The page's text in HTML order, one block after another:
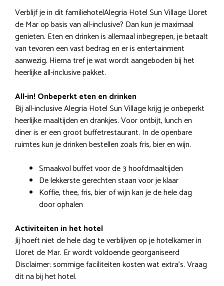
Verblijf je in dit familiehotelAlegria Hotel Sun Village Lloret
de Mar op basis van all-inclusive? Dan kun je maximaal
genieten. Eten en drinken is allemaal inbegrepen, je betaalt
van tevoren een vast bedrag en er is entertainment
aanwezig. Hierna tref je wat wordt aangeboden bij het
heerlijke all-inclusive pakket.
All-in! Onbeperkt eten en drinken
Bij all-inclusive Alegria Hotel Sun Village krijg je onbeperkt
heerlijke maaltijden en drankjes. Voor ontbijt, lunch en
diner is er een groot buffetrestaurant. In de openbare
ruimtes kun je drinken bestellen zoals fris, bier en wijn.
Smaakvol buffet voor de 3 hoofdmaaltijden
De lekkerste gerechten staan voor je klaar
Koffie, thee, fris, bier of wijn kan je de hele dag
door ophalen
Activiteiten in het hotel
Jij hoeft niet de hele dag te verblijven op je hotelkamer in
Lloret de Mar. Er wordt voldoende georganiseerd
Disclaimer: sommige faciliteiten kosten wat extra’s. Vraag
dit na bij het hotel.